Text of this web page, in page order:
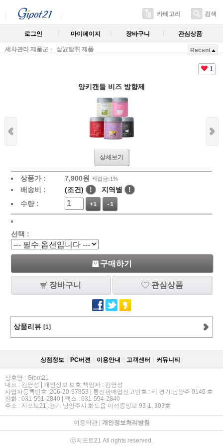
카테고리 검색
로그인 마이페이지 장바구니 관심상품
세차관리 제품군 살균탈취 제품 Recent
1
양키캔들 비즈 방향제
상세보기
상품가 : 7,900원 적립금:1%
배송비 : (조건) ! 지역별
!
수량 :
+1 -1
선택 :
구매하기
장바구니 관심상품
상품리뷰 [1]
상점정보 PC버젼 이용안내 고객센터 커뮤니티
상호명 : Gipot21
대표 : 김영성 | 개인정보 보호 책임자 : 김영성
사업자등록번호 :206-20-97853 | 통신판매업신고번호 : 제 경기 남양주 0149 호
전화 : 031-591-2840 | 팩스 : 031-594-2840
주소 : 지포트21 :경기 남양주시 화도읍 마석중앙로 93-1, 303호
이용약관| 개인정보처리방침
ⓒ지포트21 All rights reserved.